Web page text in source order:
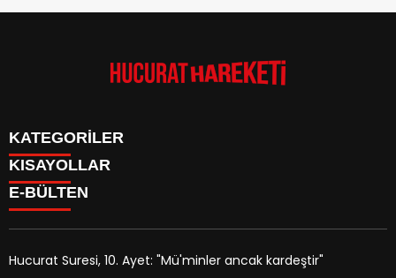
KATEGORİLER
Anasayfa
Kudüs Çocuk Atölyesi
Röportaj
KISAYOLLAR
HAKKIMIZDA
İLETİŞİM
E-BÜLTEN
Hucurat Suresi, 10. Ayet: "Mü'minler ancak kardeştir"